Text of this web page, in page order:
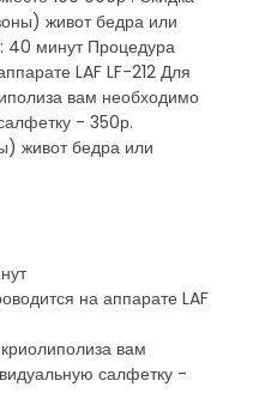
живот бедра или
40 минут Процедура
LAF LF-212 Для
вам необходимо
- 350р.
живот бедра или
на аппарате LAF
вам
салфетку -